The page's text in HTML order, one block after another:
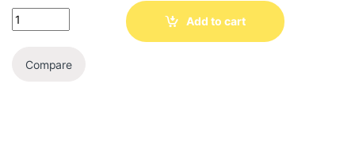
Add to cart
Compare